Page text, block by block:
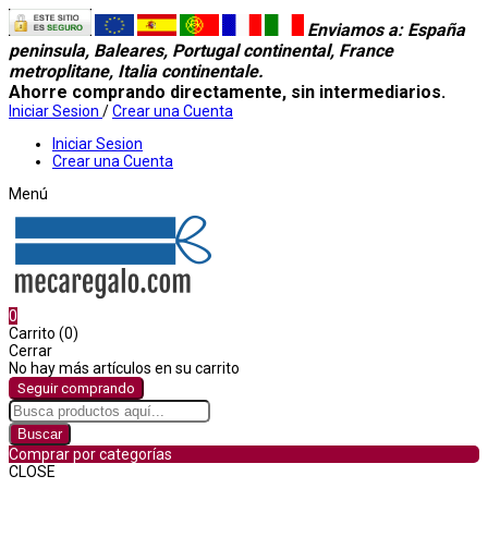
Enviamos a: España
peninsula, Baleares, Portugal continental, France
metroplitane, Italia continentale.
Ahorre comprando directamente, sin intermediarios.
Iniciar Sesion /Crear una Cuenta
Iniciar Sesion
Crear una Cuenta
Menú
0
Carrito (0)
Cerrar
No hay más artículos en su carrito
Seguir comprando
Buscar
Comprar por categorías
CLOSE